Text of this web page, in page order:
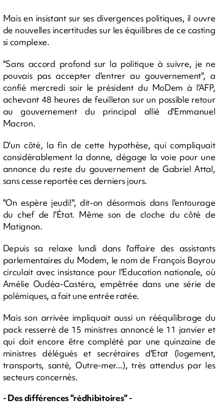
Mais en insistant sur ses divergences politiques, il ouvre
de nouvelles incertitudes sur les équilibres de ce casting
si complexe.
"Sans accord profond sur la politique à suivre, je ne
pouvais pas accepter d'entrer au gouvernement", a
confié mercredi soir le président du MoDem à l'AFP,
achevant 48 heures de feuilleton sur un possible retour
au gouvernement du principal allié d'Emmanuel
Macron.
D'un côté, la fin de cette hypothèse, qui compliquait
considérablement la donne, dégage la voie pour une
annonce du reste du gouvernement de Gabriel Attal,
sans cesse reportée ces derniers jours.
"On espère jeudi!", dit-on désormais dans l'entourage
du chef de l'État. Même son de cloche du côté de
Matignon.
Depuis sa relaxe lundi dans l'affaire des assistants
parlementaires du Modem, le nom de François Bayrou
circulait avec insistance pour l'Education nationale, où
Amélie Oudéa-Castéra, empêtrée dans une série de
polémiques, a fait une entrée ratée.
Mais son arrivée impliquait aussi un rééquilibrage du
pack resserré de 15 ministres annoncé le 11 janvier et
qui doit encore être complété par une quinzaine de
ministres délégués et secrétaires d'Etat (logement,
transports, santé, Outre-mer...), très attendus par les
secteurs concernés.
- Des différences "rédhibitoires" -